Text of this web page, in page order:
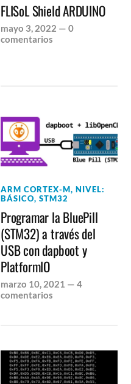
FLISoL Shield ARDUINO
mayo 3, 2022 —0
comentarios
ARM CORTEX-M,NIVEL:
BÁSICO,STM32
Programar la BluePill
(STM32) a través del
USB con dapboot y
PlatformIO
marzo 10, 2021 —4
comentarios